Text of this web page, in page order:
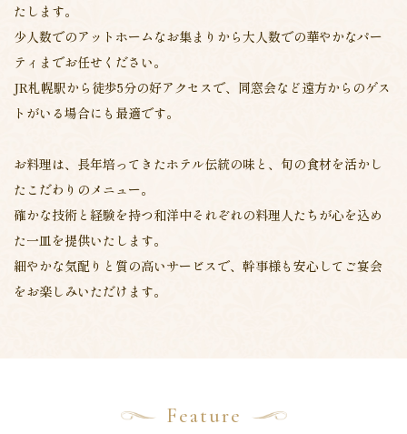
たします。
少人数でのアットホームなお集まりから大人数での華やかなパー
ティまでお任せください。
JR札幌駅から徒歩5分の好アクセスで、同窓会など遠方からのゲス
トがいる場合にも最適です。
お料理は、長年培ってきたホテル伝統の味と、旬の食材を活かし
たこだわりのメニュー。
確かな技術と経験を持つ和洋中それぞれの料理人たちが心を込め
た一皿を提供いたします。
細やかな気配りと質の高いサービスで、幹事様も安心してご宴会
をお楽しみいただけます。
Feature